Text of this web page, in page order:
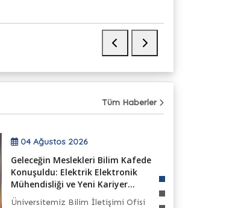
Tüm Haberler
04 Ağustos 2026
Geleceğin Meslekleri Bilim Kafede
Konuşuldu: Elektrik Elektronik
Mühendisliği ve Yeni Kariyer...
Üniversitemiz Bilim İletişimi Ofisi